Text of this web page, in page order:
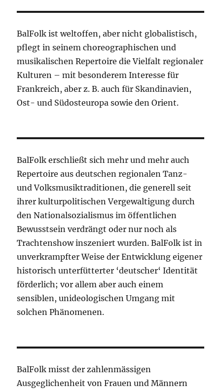
BalFolk ist weltoffen, aber nicht globalistisch,
pflegt in seinem choreographischen und
musikalischen Repertoire die Vielfalt regionaler
Kulturen – mit besonderem Interesse für
Frankreich, aber z. B. auch für Skandinavien,
Ost- und Südosteuropa sowie den Orient.
BalFolk erschließt sich mehr und mehr auch
Repertoire aus deutschen regionalen Tanz-
und Volksmusiktraditionen, die generell seit
ihrer kulturpolitischen Vergewaltigung durch
den Nationalsozialismus im öffentlichen
Bewusstsein verdrängt oder nur noch als
Trachtenshow inszeniert wurden. BalFolk ist in
unverkrampfter Weise der Entwicklung eigener
historisch unterfütterter ‘deutscher‘ Identität
förderlich; vor allem aber auch einem
sensiblen, unideologischen Umgang mit
solchen Phänomenen.
BalFolk misst der zahlenmässigen
Ausgeglichenheit von Frauen und Männern